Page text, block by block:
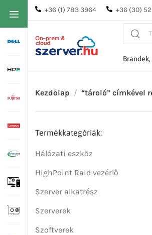
+36 (1) 783 3964 +36 (30)
Kezdőlap “tároló” címkével
Termékkategóriák:
Hálózati eszköz
HighPoint Raid vezérlő
Szerver alkatrész
Szerverek
Szoftverek